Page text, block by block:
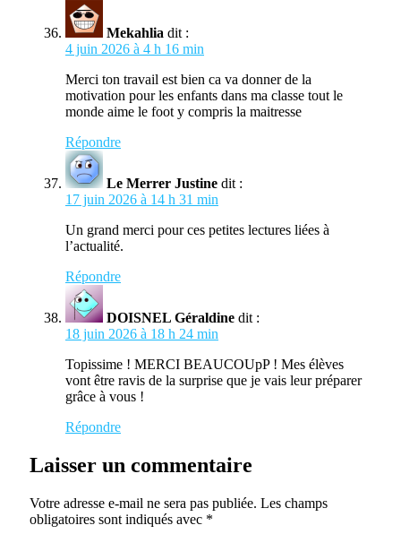
Mekahlia dit :
4 juin 2026 à 4 h 16 min
Merci ton travail est bien ca va donner de la
motivation pour les enfants dans ma classe tout le
monde aime le foot y compris la maitresse
Répondre
Le Merrer Justine dit :
17 juin 2026 à 14 h 31 min
Un grand merci pour ces petites lectures liées à
l’actualité.
Répondre
DOISNEL Géraldine dit :
18 juin 2026 à 18 h 24 min
Topissime ! MERCI BEAUCOUpP ! Mes élèves
vont être ravis de la surprise que je vais leur préparer
grâce à vous !
Répondre
Laisser un commentaire
Votre adresse e-mail ne sera pas publiée. Les champs
obligatoires sont indiqués avec *